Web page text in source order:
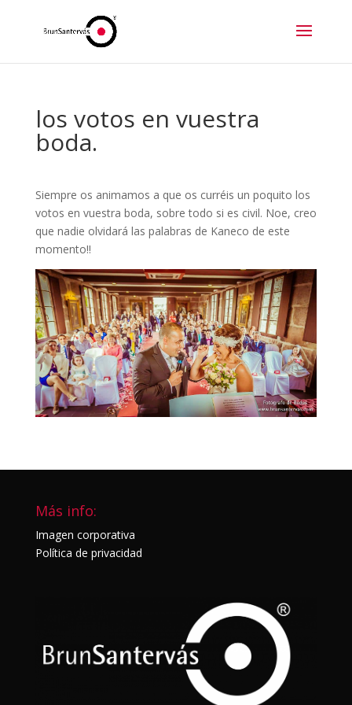
los votos en vuestra
boda.
Siempre os animamos a que os curréis un poquito los
votos en vuestra boda, sobre todo si es civil. Noe, creo
que nadie olvidará las palabras de Kaneco de este
momento!!
Más info:
Imagen corporativa
Política de privacidad